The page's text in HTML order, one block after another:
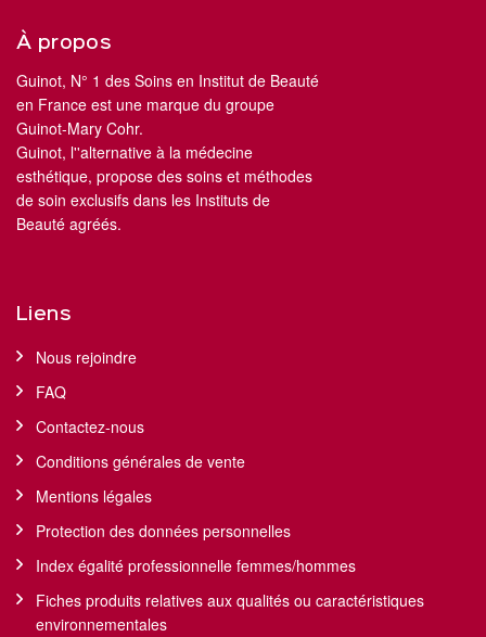
À propos
Guinot, N° 1 des Soins en Institut de Beauté
en France est une marque du groupe
Guinot-Mary Cohr.
Guinot, l''alternative à la médecine
esthétique, propose des soins et méthodes
de soin exclusifs dans les Instituts de
Beauté agréés.
Liens
Nous rejoindre
FAQ
Contactez-nous
Conditions générales de vente
Mentions légales
Protection des données personnelles
Index égalité professionnelle femmes/hommes
Fiches produits relatives aux qualités ou caractéristiques
environnementales